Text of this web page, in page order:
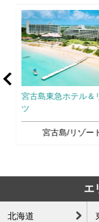
宮古島東急ホテル＆
ツ
宮古島/リゾー
エ
北海道